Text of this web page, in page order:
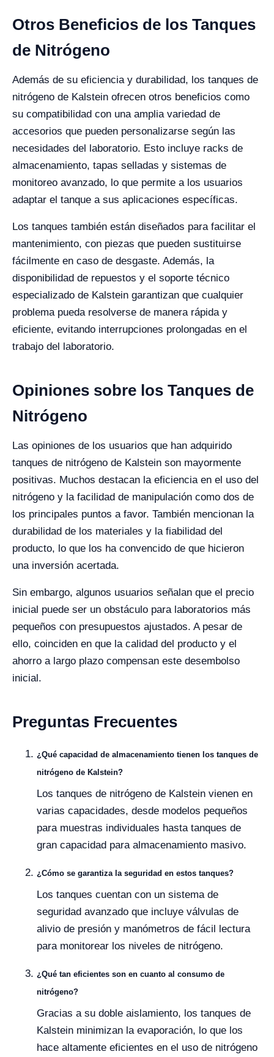
Otros Beneficios de los Tanques
de Nitrógeno
Además de su eficiencia y durabilidad, los tanques de
nitrógeno de Kalstein ofrecen otros beneficios como
su compatibilidad con una amplia variedad de
accesorios que pueden personalizarse según las
necesidades del laboratorio. Esto incluye racks de
almacenamiento, tapas selladas y sistemas de
monitoreo avanzado, lo que permite a los usuarios
adaptar el tanque a sus aplicaciones específicas.
Los tanques también están diseñados para facilitar el
mantenimiento, con piezas que pueden sustituirse
fácilmente en caso de desgaste. Además, la
disponibilidad de repuestos y el soporte técnico
especializado de Kalstein garantizan que cualquier
problema pueda resolverse de manera rápida y
eficiente, evitando interrupciones prolongadas en el
trabajo del laboratorio.
Opiniones sobre los Tanques de
Nitrógeno
Las opiniones de los usuarios que han adquirido
tanques de nitrógeno de Kalstein son mayormente
positivas. Muchos destacan la eficiencia en el uso del
nitrógeno y la facilidad de manipulación como dos de
los principales puntos a favor. También mencionan la
durabilidad de los materiales y la fiabilidad del
producto, lo que los ha convencido de que hicieron
una inversión acertada.
Sin embargo, algunos usuarios señalan que el precio
inicial puede ser un obstáculo para laboratorios más
pequeños con presupuestos ajustados. A pesar de
ello, coinciden en que la calidad del producto y el
ahorro a largo plazo compensan este desembolso
inicial.
Preguntas Frecuentes
¿Qué capacidad de almacenamiento tienen los tanques de
nitrógeno de Kalstein?
Los tanques de nitrógeno de Kalstein vienen en
varias capacidades, desde modelos pequeños
para muestras individuales hasta tanques de
gran capacidad para almacenamiento masivo.
¿Cómo se garantiza la seguridad en estos tanques?
Los tanques cuentan con un sistema de
seguridad avanzado que incluye válvulas de
alivio de presión y manómetros de fácil lectura
para monitorear los niveles de nitrógeno.
¿Qué tan eficientes son en cuanto al consumo de
nitrógeno?
Gracias a su doble aislamiento, los tanques de
Kalstein minimizan la evaporación, lo que los
hace altamente eficientes en el uso de nitrógeno